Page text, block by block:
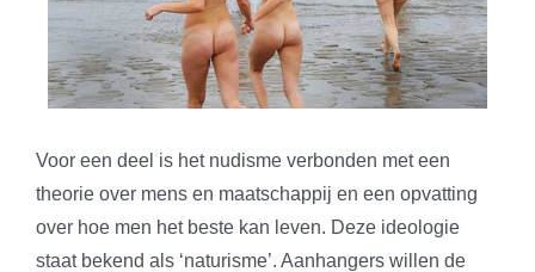
Voor een deel is het nudisme verbonden met een
theorie over mens en maatschappij en een opvatting
over hoe men het beste kan leven. Deze ideologie
staat bekend als ‘naturisme’. Aanhangers willen de